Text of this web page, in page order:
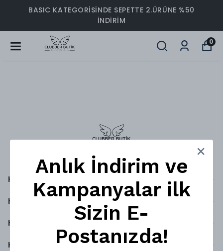
BASIC KATEGORİSİNDE SEPETTE 2.ÜRÜNE %50
İNDİRİM
0
Kategoriler
Hesabım
Hakkımızda
Kurumsal
Anlık İndirim ve
Kampanyalar ilk
Sizin E-
Postanızda!